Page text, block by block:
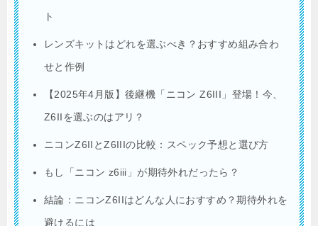
ト
レンズキットはどれを選ぶべき？おすすめ組み合わ
せと作例
【2025年4月版】後継機「ニコン Z6III」登場！今、
Z6IIを選ぶのはアリ？
ニコンZ6IIとZ6IIIの比較：スペック予想と選び方
もし「ニコン z6iii」が期待外れだったら？
結論：ニコンZ6IIはどんな人におすすめ？期待外れを
避けるには